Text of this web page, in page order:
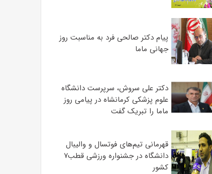
پیام دکتر صالحی فرد به مناسبت روز
جهانی ماما
دکتر علی سروش، سرپرست دانشگاه
علوم پزشکی کرمانشاه در پیامی روز
ماما را تبریک گفت
قهرمانی تیم‌های فوتسال و والیبال
دانشگاه در جشنواره ورزشی قطب۷
کشور